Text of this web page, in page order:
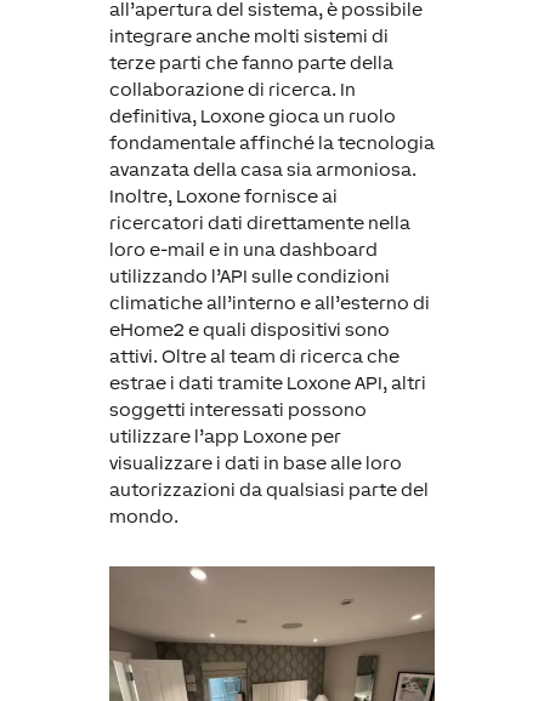
all’apertura del sistema, è possibile
integrare anche molti sistemi di
terze parti che fanno parte della
collaborazione di ricerca. In
definitiva, Loxone gioca un ruolo
fondamentale affinché la tecnologia
avanzata della casa sia armoniosa.
Inoltre, Loxone fornisce ai
ricercatori dati direttamente nella
loro e-mail e in una dashboard
utilizzando l’API sulle condizioni
climatiche all’interno e all’esterno di
eHome2 e quali dispositivi sono
attivi. Oltre al team di ricerca che
estrae i dati tramite Loxone API, altri
soggetti interessati possono
utilizzare l’app Loxone per
visualizzare i dati in base alle loro
autorizzazioni da qualsiasi parte del
mondo.